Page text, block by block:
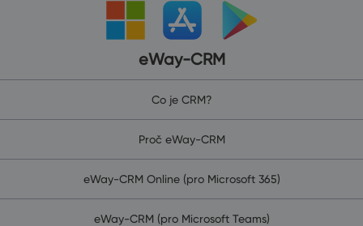
eWay-CRM
Co je CRM?
Proč eWay-CRM
eWay-CRM Online (pro Microsoft 365)
eWay-CRM (pro Microsoft Teams)